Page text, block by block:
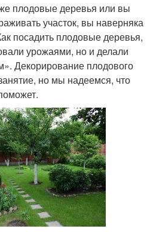
плодовые деревья или вы
участок, вы наверняка
посадить плодовые деревья,
урожаями, но и делали
Декорирование плодового
но мы надеемся, что